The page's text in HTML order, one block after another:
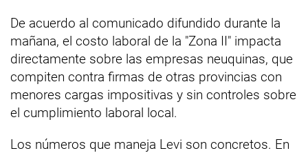
De acuerdo al comunicado difundido durante la
mañana, el costo laboral de la "Zona II" impacta
directamente sobre las empresas neuquinas, que
compiten contra firmas de otras provincias con
menores cargas impositivas y sin controles sobre
el cumplimiento laboral local.
Los números que maneja Levi son concretos. En